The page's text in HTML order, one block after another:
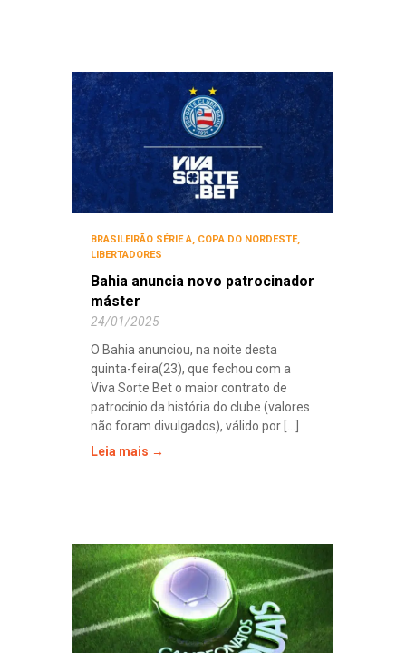
BRASILEIRÃO SÉRIE A, COPA DO NORDESTE,
LIBERTADORES
Bahia anuncia novo patrocinador
máster
24/01/2025
O Bahia anunciou, na noite desta
quinta-feira(23), que fechou com a
Viva Sorte Bet o maior contrato de
patrocínio da história do clube (valores
não foram divulgados), válido por [...]
Leia mais →